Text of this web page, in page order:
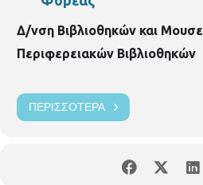
Δ/νση Βιβλιοθηκών και
Περιφερειακών Βιβλιοθηκών
ΠΕΡΙΣΣΌΤΕΡΑ